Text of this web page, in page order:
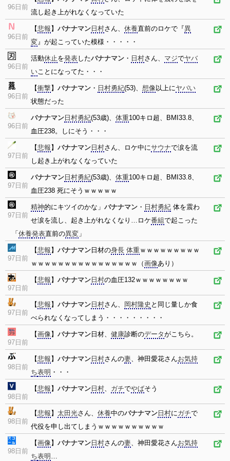
96日前
流し起き上がれなくなっていた
96日前
【悲報 】 バナナマン 日村さん、 休養直前のロケで『異
変』が起こっていた模様・・・・・
96日前
活動休止を発表したバナナマン ・ 日村さん、 マジでヤバ
いことになってた・・・
96日前
【衝撃】 バナナマン ・ 日村勇紀(53)、 想像以上にヤバい
状態だった
96日前
バナナマン 日村勇紀(53歳)、 体重100キロ超、BMI33.8、
血圧238。しにそう・・・
97日前
【悲報 】 バナナマン 日村さん、ロケ中にサウナで涙を流
し起き上がれなくなっていた
97日前
バナナマン 日村勇紀(53歳)、 体重100キロ超、BMI33.8、
血圧238 死にそうｗｗｗｗｗ
97日前
精神的にキツイのかな」 バナナマン ・ 日村勇紀 体を震わ
せ涙を流し、起き上がれなくなり…ロケ番組で起こった
「 休養発表直前の異変 」
97日前
【悲報 】 バナナマン 日材の身長 体重ｗｗｗｗｗｗｗｗｗ
ｗｗｗｗｗｗｗｗｗｗｗｗｗｗｗｗ（画像あり）
97日前
【悲報 】 バナナマン 日村の血圧132ｗｗｗｗｗｗｗｗ
97日前
【悲報 】 バナナマン 日村さん、 岡村隆史 と同じ量しか食
べられなくなってしまう・・・・・・・・・
97日前
【画像】 バナナマン 日材、 健康診断のデータがこちら。
98日前
【悲報 】 バナナマン 日村さんの妻、神田愛花さんお気持
ち表明 ・・・
98日前
【悲報 】 バナナマン 日村、 ガチでやばそう
98日前
【悲報 】 太田光さん、 休養中のバナナマン 日村にガチで
代役を申し出てしまうｗｗｗｗｗｗｗｗｗｗ
98日前
【画像】 バナナマン 日村さんの妻、神田愛花さんお気持
ち表明 …